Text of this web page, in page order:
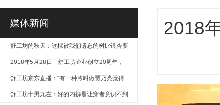
媒体新闻
舒工坊的秋天：这棵被我们遗忘的树比银杏要
美
2018年5月28日，舒工坊企业创立20周年，
风华正茂
舒工坊京东直播：“有一种冷叫做贾乃亮觉得
你冷”
舒工坊十男九左：好的内裤是让穿者意识不到
2018